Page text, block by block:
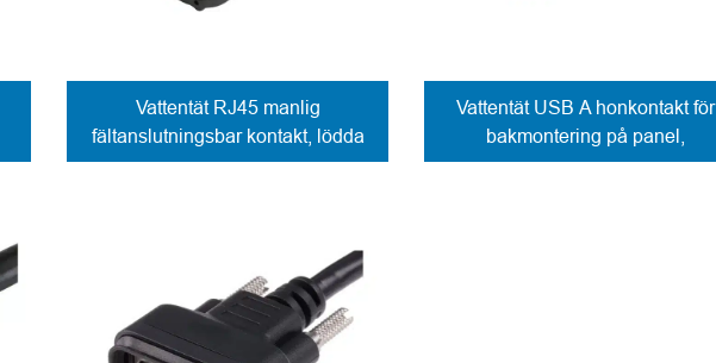
Vattentät RJ45 manlig
fältanslutningsbar kontakt, lödda
kontakter
Vattentät USB A honkontakt för
bakmontering på panel,
lödkontakter